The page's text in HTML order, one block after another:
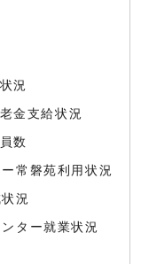
況
支給状況
数
常磐苑利用状況
況
ター就業状況